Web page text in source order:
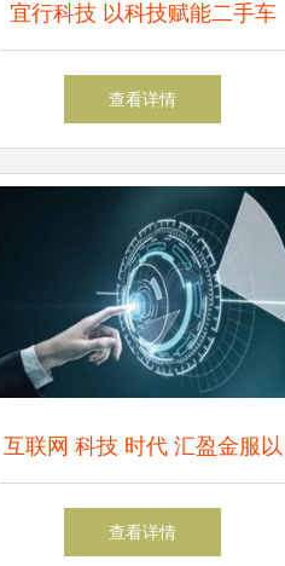
宜行科技 以科技赋能二手车
生态，荣膺“互联网实践先锋
查看详情
互联网 科技 时代 汇盈金服以
科技力量助推金融发展
查看详情